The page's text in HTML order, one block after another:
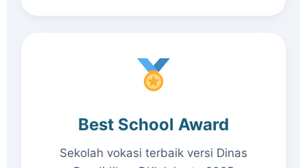
Best School Award
Sekolah vokasi terbaik versi Dinas